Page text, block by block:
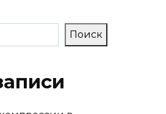
Поиск